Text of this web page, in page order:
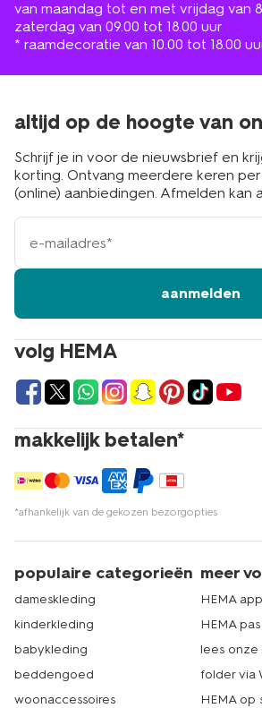
van maandag tot en met vrijdag van
zaterdag van 09.00 tot 18.00 uur
* raamdecoratie van 10.00 tot 18.00
volg HEMA
makkelijk betalen*
*afhankelijk van de gekozen bezorgopties
altijd op de hoogte van
Schrijf je in voor de nieuwsbrief en
korting. Ontvang meerdere keren
(online) aanbiedingen. Afmelden kan
e-
mailadres
aanmelden
populaire categorieën
dameskleding
kinderkleding
babykleding
beddengoed
woonaccessoires
meer
HEMA app
HEMA pas
lees
folder via
HEMA op